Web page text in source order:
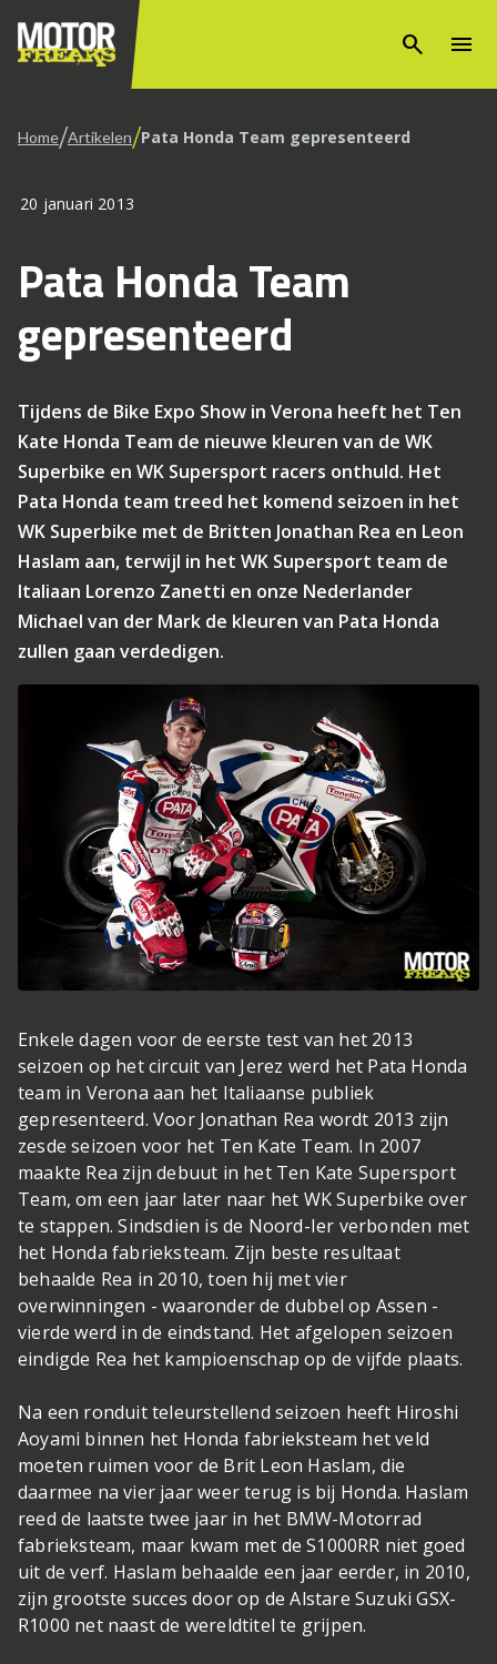
search menu
Home/Artikelen/Pata Honda Team gepresenteerd
20 januari 2013
Pata Honda Team
gepresenteerd
Tijdens de Bike Expo Show in Verona heeft het Ten
Kate Honda Team de nieuwe kleuren van de WK
Superbike en WK Supersport racers onthuld. Het
Pata Honda team treed het komend seizoen in het
WK Superbike met de Britten Jonathan Rea en Leon
Haslam aan, terwijl in het WK Supersport team de
Italiaan Lorenzo Zanetti en onze Nederlander
Michael van der Mark de kleuren van Pata Honda
zullen gaan verdedigen.
Enkele dagen voor de eerste test van het 2013
seizoen op het circuit van Jerez werd het Pata Honda
team in Verona aan het Italiaanse publiek
gepresenteerd. Voor Jonathan Rea wordt 2013 zijn
zesde seizoen voor het Ten Kate Team. In 2007
maakte Rea zijn debuut in het Ten Kate Supersport
Team, om een jaar later naar het WK Superbike over
te stappen. Sindsdien is de Noord-Ier verbonden met
het Honda fabrieksteam. Zijn beste resultaat
behaalde Rea in 2010, toen hij met vier
overwinningen - waaronder de dubbel op Assen -
vierde werd in de eindstand. Het afgelopen seizoen
eindigde Rea het kampioenschap op de vijfde plaats.
Na een ronduit teleurstellend seizoen heeft Hiroshi
Aoyami binnen het Honda fabrieksteam het veld
moeten ruimen voor de Brit Leon Haslam, die
daarmee na vier jaar weer terug is bij Honda. Haslam
reed de laatste twee jaar in het BMW-Motorrad
fabrieksteam, maar kwam met de S1000RR niet goed
uit de verf. Haslam behaalde een jaar eerder, in 2010,
zijn grootste succes door op de Alstare Suzuki GSX-
R1000 net naast de wereldtitel te grijpen.